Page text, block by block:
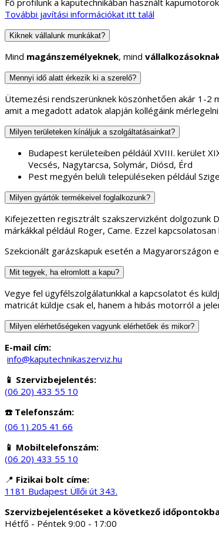
Fő profilunk a kaputechnikában használt
További javítási információkat itt talál
Kiknek vállalunk munkákat?
Mind magánszemélyeknek, mind
Mennyi idő alatt érkezik ki a szerelő?
Ütemezési rendszerünknek köszönhetően akár 1-2
amit a megadott adatok alapján kollégáink
Milyen területeken kínáljuk a szolgáltatásainkat?
Budapest kerületeiben példáúl XVIII. kerület
Vecsés, Nagytarcsa, Solymár, Diósd, Érd
Pest megyén belüli településeken például
Milyen gyártók termékeivel foglalkozunk?
Kifejezetten regisztrált szakszervizként dolgozunk
márkákkal például Roger, Came. Ezzel
Szekcionált garázskapuk esetén a Magyarországon
Mit tegyek, ha elromlott a kapu?
Vegye fel ügyfélszolgálatunkkal a kapcsolatot és
matricát küldje csak el, hanem a hibás motorról a
Milyen elérhetőségeken vagyunk elérhetőek és mikor?
E-mail cím:
info@kaputechnikaszerviz.hu
📱 Szervizbejelentés:
(06 20) 433 55 10
☎️ Telefonszám:
(06 1) 205 41 66
📱 Mobiltelefonszám:
(06 20) 433 55 10
📍 Fizikai bolt címe:
1181 Budapest Üllői út 343.
Szervizbejelentéseket a következő
Hétfő - Péntek 9:00 - 17:00